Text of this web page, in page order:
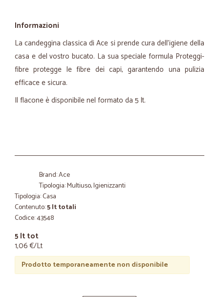
Informazioni
La candeggina classica di Ace si prende cura dell'igiene della
casa e del vostro bucato. La sua speciale formula Proteggi-
fibre protegge le fibre dei capi, garantendo una pulizia
efficace e sicura.
Il flacone è disponibile nel formato da 5 lt.
Brand: Ace
Tipologia: Multiuso, Igienizzanti
Tipologia: Casa
Contenuto:5 lt totali
Codice: 43548
5 lt tot
1,06 €/Lt
Prodotto temporaneamente non disponibile